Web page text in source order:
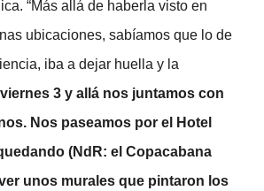
“Más allá de haberla visto en
ubicaciones, sabíamos que lo de
iba a dejar huella y la
3 y allá nos juntamos con
Nos paseamos por el Hotel
(NdR: el Copacabana
unos murales que pintaron los